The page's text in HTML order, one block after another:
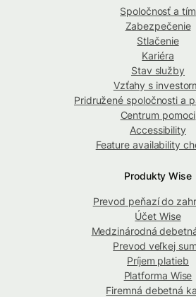
Spoločnosť a tím
Zabezpečenie
Stlačenie
Kariéra
Stav služby
Vzťahy s
Pridružené spoločnosti a
Centrum pomoci
Accessibility
Feature availability
Produkty Wise
Prevod peňazí do
Účet Wise
Medzinárodná
Prevod veľkej
Príjem platieb
Platforma Wise
Firemná debetná